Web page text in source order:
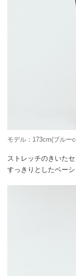
モデル：173cm(ブルー
ストレッチのきいた
すっきりとしたベー